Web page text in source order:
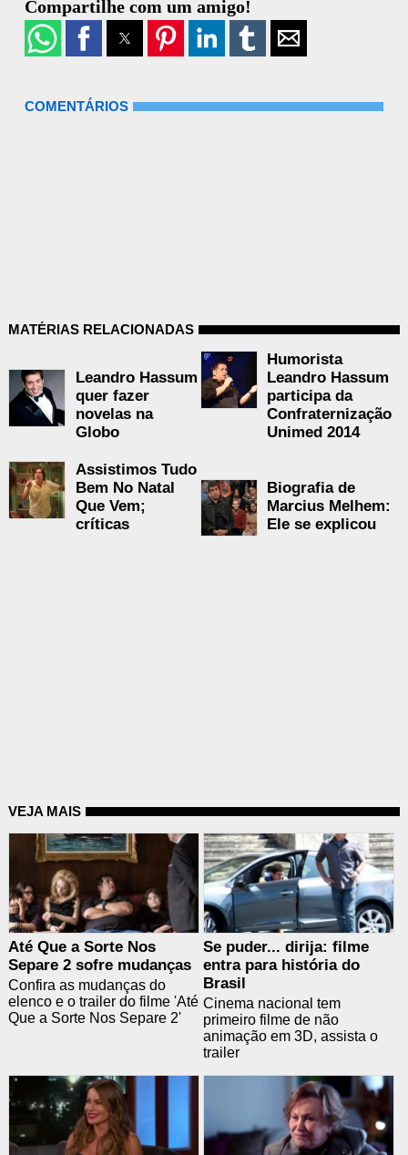
Compartilhe com um amigo!
COMENTÁRIOS
MATÉRIAS RELACIONADAS
Leandro Hassum
quer fazer
novelas na
Globo
Humorista
Leandro Hassum
participa da
Confraternização
Unimed 2014
Assistimos Tudo
Bem No Natal
Que Vem;
críticas
Biografia de
Marcius Melhem:
Ele se explicou
VEJA MAIS
Até Que a Sorte Nos
Separe 2 sofre mudanças
Confira as mudanças do
elenco e o trailer do filme 'Até
Que a Sorte Nos Separe 2'
Se puder... dirija: filme
entra para história do
Brasil
Cinema nacional tem
primeiro filme de não
animação em 3D, assista o
trailer